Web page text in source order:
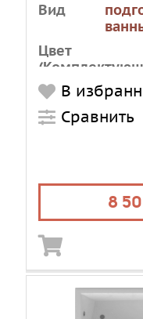
Вид
Цвет
Материал
В
Сравнить
8